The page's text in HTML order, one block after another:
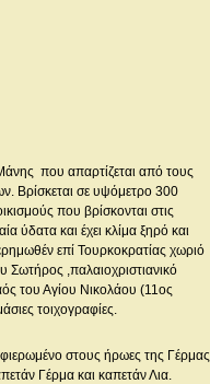
που απαρτίζεται από τους
Βρίσκεται σε υψόμετρο 300
που βρίσκονται στις
ύδατα και έχει κλίμα ξηρό και
επί Τουρκοκρατίας χωριό
,παλαιοχριστιανικό
του Αγίου Νικολάου (11ος
τοιχογραφίες.
στους ήρωες της Γέρμας
Γέρμα και καπετάν Λια.